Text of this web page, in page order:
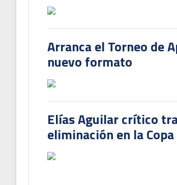
Arranca el Torneo de
nuevo formato
Elías Aguilar crítico
eliminación en la